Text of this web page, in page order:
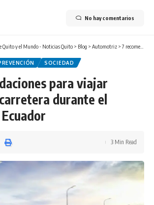
No hay comentarios
Quito y el Mundo - Noticias Quito > Blog > Automotriz >7 recomendaciones para viajar seguro en carretera durante el feriado en Ecuador
SOCIEDAD
para viajar
durante el
3 Min Read